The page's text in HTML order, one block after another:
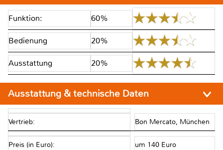
Funktion: 60%
Bedienung 20%
Ausstattung 20%
Ausstattung & technische Daten
Vertrieb: Bon Mercato, München
Preis (in Euro): um 140 Euro